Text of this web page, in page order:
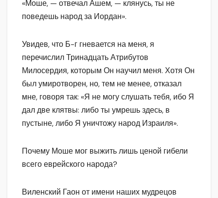
«Моше, — отвечал Ашем, — клянусь, ты не
поведешь народ за Иордан».
Увидев, что Б-г гневается на меня, я
перечислил Тринадцать Атрибутов
Милосердия, которым Он научил меня. Хотя Он
был умиротворен, но, тем не менее, отказал
мне, говоря так: «Я не могу слушать тебя, ибо Я
дал две клятвы: либо ты умрешь здесь, в
пустыне, либо Я уничтожу народ Израиля».
Почему Моше мог выжить лишь ценой гибели
всего еврейского народа?
Виленский Гаон от имени наших мудрецов